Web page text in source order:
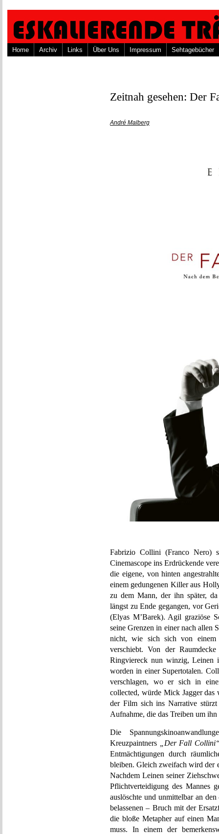
Home Archiv Links Über Uns Impressum Sehtagebücher
Zeitnah gesehen: Der
André Malberg
Fabrizio Collini (Franco Nero)
Cinemascope ins Erdrückende
die eigene, von hinten
einem gedungenen Killer aus
zu dem Mann, der ihn später,
längst zu Ende gegangen, vor
(Elyas M’Barek). Agil graziöse
seine Grenzen in einer nach allen
nicht, wie sich sich von einem
verschiebt. Von der
Ringviereck nun winzig, Leinen
worden in einer Supertotalen.
verschlagen, wo er sich in
collected, würde Mick Jagger das
der Film sich ins Narrative
Aufnahme, die das Treiben um
Die
Kreuzpaintners
„Der Fall
Entmächtigungen durch
bleiben. Gleich zweifach wird der
Nachdem Leinen seiner
Pflichtverteidigung des Mannes
auslöschte und unmittelbar an
belassenen – Bruch mit der
die bloße Metapher auf einen
muss. In einem der